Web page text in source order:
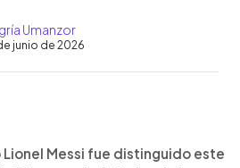
Umanzor
junio de 2026
con el Premio
Messi fue distinguido este